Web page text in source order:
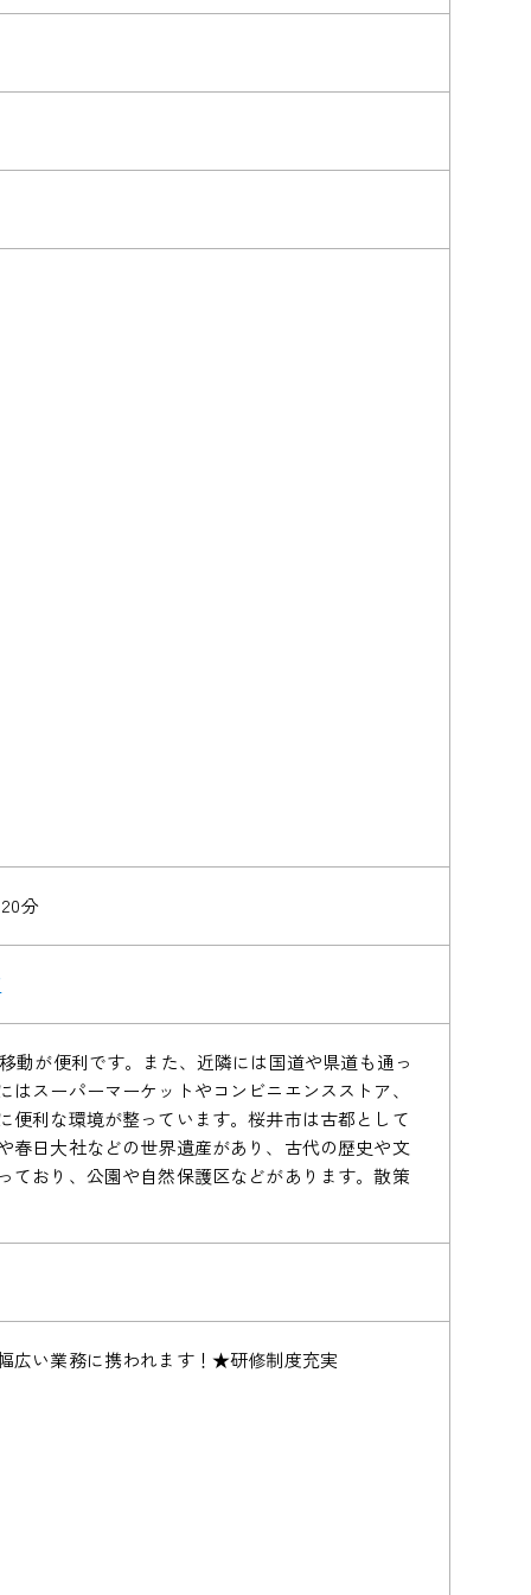
分
動が便利です。また、近隣には国道や県道も通っ
スーパーマーケットやコンビニエンスストア、
利な環境が整っています。桜井市は古都として
春日大社などの世界遺産があり、古代の歴史や文
ており、公園や自然保護区などがあります。散策
広い業務に携われます！★研修制度充実